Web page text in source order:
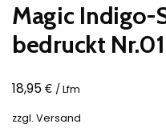
Magic Indigo-
bedruckt
18,95€ / Lfm
zzgl. Versand